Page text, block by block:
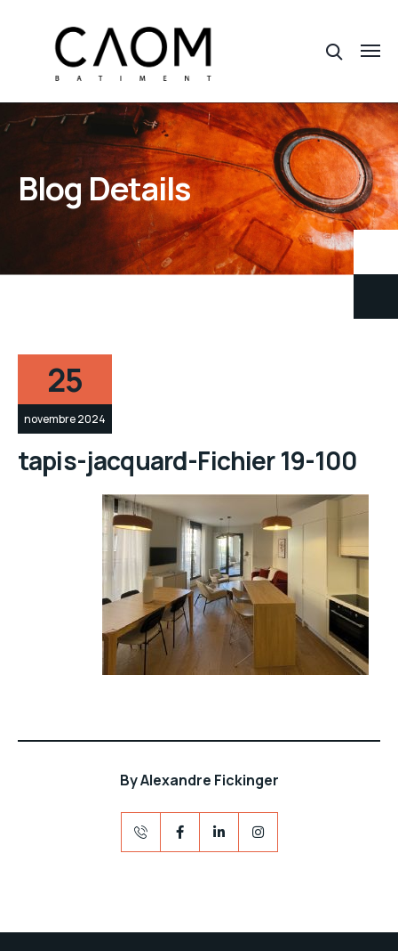
Blog Details
25
novembre 2024
tapis-jacquard-Fichier 19-100
ByAlexandre Fickinger